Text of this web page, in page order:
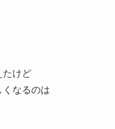
たけど
くなるのは